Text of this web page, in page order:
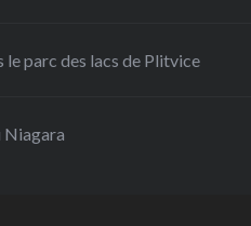
le parc des lacs de Plitvice
Niagara